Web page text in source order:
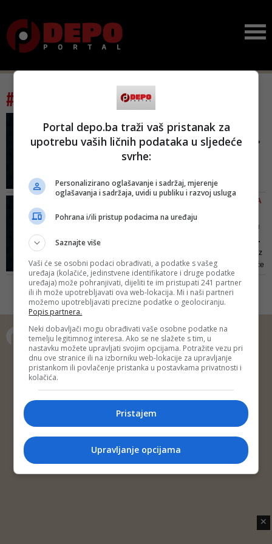
#tag: odlikovanja
ODLIKOVANJIMA
Šta Milanović (opet) radi?
vratiti odlikovanja Glavašu,
odlikovati generala Zlatana Miju
odlučio nagraditi Vojnu policiju
GOVOR ZORANA MILANOVIĆA
NA KNINSKOJ TVRĐAVI
Vjerujem da će ovu dobru
namjeru shvatiti i naši p...
Nadam se da nitko više nikada iz
pozicije Republike Hrvatske neće
ovakva odlikovanja davati ratnim
zapovjednicima, što znači da rata
više neće biti. Živjela naša
poručio je večeras Milanović uoči
proslave godišnjice "Oluje"
Copyright © 2014 Depo Portal
Impressum
Kontakt Marketing
Privatnost korisnika
✕
Portal depo.ba traži vaš pristanak za
upotrebu vaših ličnih podataka u sljedeće
svrhe:
Personalizirano oglašavanje i sadržaj, mjerenje
oglašavanja i sadržaja, uvidi u publiku i razvoj usluga
Pohrana i/ili pristup podacima na uređaju
Saznajte više
Vaši će se osobni podaci obrađivati, a podatke s vašeg
uređaja (kolačiće, jedinstvene identifikatore i druge podatke
uređaja) može pohranjivati, dijeliti te im pristupati 241 partner
ili ih može upotrebljavati ova web-lokacija. Mi i naši partneri
možemo upotrebljavati precizne podatke o geolociranju.
Popis partnera.
Neki dobavljači mogu obrađivati vaše osobne podatke na
temelju legitimnog interesa. Ako se ne slažete s tim, u
nastavku možete upravljati svojim opcijama. Potražite vezu pri
dnu ove stranice ili na izborniku web-lokacije za upravljanje
pristankom ili povlačenje pristanka u postavkama privatnosti i
kolačića.
Pristajem
Upravljanje opcijama